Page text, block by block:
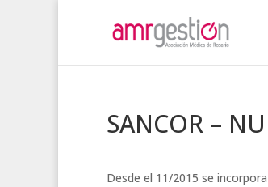
SANCOR –
Desde el 11/2015 se